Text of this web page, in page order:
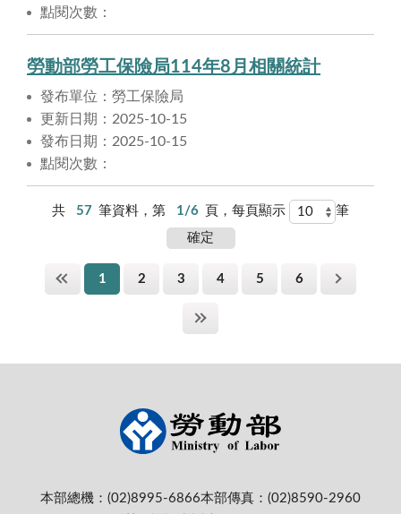
點閱次數：
勞動部勞工保險局114年8月相關統計
發布單位：勞工保險局
更新日期：2025-10-15
發布日期：2025-10-15
點閱次數：
共 57 筆資料，第 1/6 頁，每頁顯示 筆
1 2 3 4 5 6
本部總機：(02)8995-6866本部傳真：(02)8590-2960